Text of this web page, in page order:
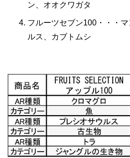
ン、オオクワガタ
フルーツセブン100・・・
ルス、カブトムシ